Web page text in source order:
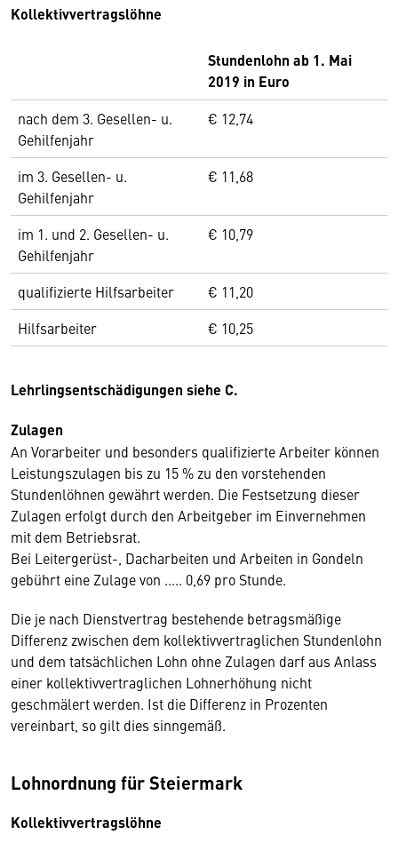
Kollektivvertragslöhne
Stundenlohn ab 1. Mai
2019 in Euro
nach dem 3. Gesellen- u.
Gehilfenjahr
€ 12,74
im 3. Gesellen- u.
Gehilfenjahr
€ 11,68
im 1. und 2. Gesellen- u.
Gehilfenjahr
€ 10,79
qualifizierte Hilfsarbeiter
€ 11,20
Hilfsarbeiter
€ 10,25
Lehrlingsentschädigungen siehe C.
Zulagen
An Vorarbeiter und besonders qualifizierte Arbeiter können
Leistungszulagen bis zu 15 % zu den vorstehenden
Stundenlöhnen gewährt werden. Die Festsetzung dieser
Zulagen erfolgt durch den Arbeitgeber im Einvernehmen
mit dem Betriebsrat.
Bei Leitergerüst-, Dacharbeiten und Arbeiten in Gondeln
gebührt eine Zulage von ..... 0,69 pro Stunde.
Die je nach Dienstvertrag bestehende betragsmäßige
Differenz zwischen dem kollektivvertraglichen Stundenlohn
und dem tatsächlichen Lohn ohne Zulagen darf aus Anlass
einer kollektivvertraglichen Lohnerhöhung nicht
geschmälert werden. Ist die Differenz in Prozenten
vereinbart, so gilt dies sinngemäß.
Lohnordnung für Steiermark
Kollektivvertragslöhne